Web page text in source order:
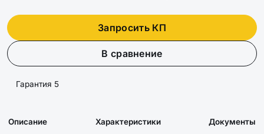
Запросить КП
В сравнение
Гарантия 5
Описание Характеристики Документы